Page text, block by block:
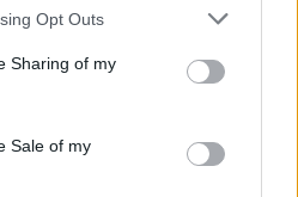
app uses one or more Google
behaviour. You may click to
and its third-party tags to
purposes in below Google
Opt Outs
Sharing of my
Sale of my